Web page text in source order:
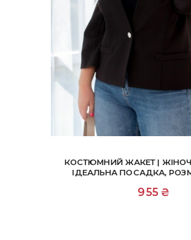
КОСТЮМНИЙ ЖАКЕТ |
ІДЕАЛЬНА ПОСАДКА,
955 ₴